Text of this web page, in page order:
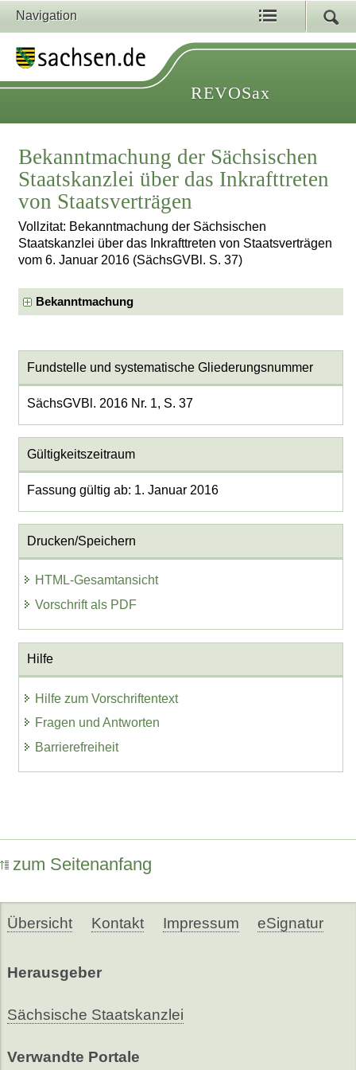
Navigation
REVOSax
Bekanntmachung der Sächsischen
Staatskanzlei über das Inkrafttreten
von Staatsverträgen
Vollzitat: Bekanntmachung der Sächsischen
Staatskanzlei über das Inkrafttreten von Staatsverträgen
vom 6. Januar 2016 (SächsGVBl. S. 37)
Bekanntmachung
Fundstelle und systematische Gliederungsnummer
SächsGVBl. 2016 Nr. 1, S. 37
Gültigkeitszeitraum
Fassung gültig ab: 1. Januar 2016
Drucken/Speichern
HTML-Gesamtansicht
Vorschrift als PDF
Hilfe
Hilfe zum Vorschriftentext
Fragen und Antworten
Barrierefreiheit
zum Seitenanfang
Übersicht Kontakt Impressum eSignatur
Herausgeber
Sächsische Staatskanzlei
Verwandte Portale